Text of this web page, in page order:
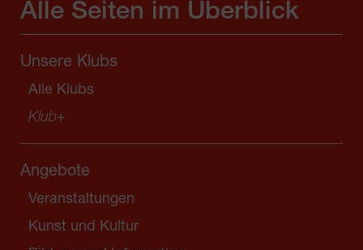
Alle Seiten im Überblick
Unsere Klubs
Alle Klubs
Klub+
Angebote
Veranstaltungen
Kunst und Kultur